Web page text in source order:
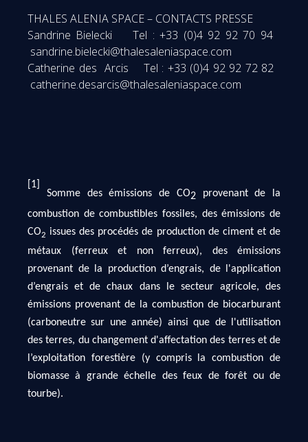
THALES ALENIA SPACE – CONTACTS PRESSE
Sandrine Bielecki Tel : +33 (0)4 92 92 70 94
sandrine.bielecki@thalesaleniaspace.com
Catherine des Arcis Tel : +33 (0)4 92 92 72 82
catherine.desarcis@thalesaleniaspace.com
[1]
Somme des émissions de CO2provenant de la
combustion de combustibles fossiles, des émissions de
CO2 issues des procédés de production de ciment et de
métaux (ferreux et non ferreux), des émissions
provenant de la production d’engrais, de l'application
d’engrais et de chaux dans le secteur agricole, des
émissions provenant de la combustion de biocarburant
(carboneutre sur une année) ainsi que de l'utilisation
des terres, du changement d'affectation des terres et de
l’exploitation forestière (y compris la combustion de
biomasse à grande échelle des feux de forêt ou de
tourbe).